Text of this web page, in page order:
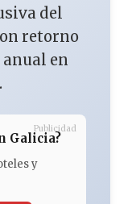
del
retorno
en
Galicia?
y
Publicidad